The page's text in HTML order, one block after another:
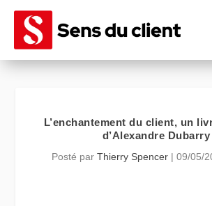
L’enchantement du client, un
d’Alexandre Dubarry
Posté par Thierry Spencer| 09/05/